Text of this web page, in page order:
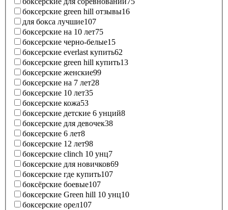
боксерские green hill отзывы16
для бокса лучшие107
боксерские на 10 лет75
боксерские черно-белые15
боксерские everlast купить62
боксерские green hill купить13
боксерские женские99
боксерские на 7 лет28
боксерские 10 лет35
боксерские кожа53
боксерские детские 6 унций8
боксерские для девочек38
боксерские 6 лет8
боксерские 12 лет98
боксерские clinch 10 унц7
боксерские для новичков69
боксерские где купить107
боксёрские боевые107
боксерские Green hill 10 унц10
боксерские орел107